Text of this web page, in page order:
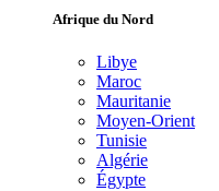
Afrique du Nord
Libye
Maroc
Mauritanie
Moyen-Orient
Tunisie
Algérie
Égypte